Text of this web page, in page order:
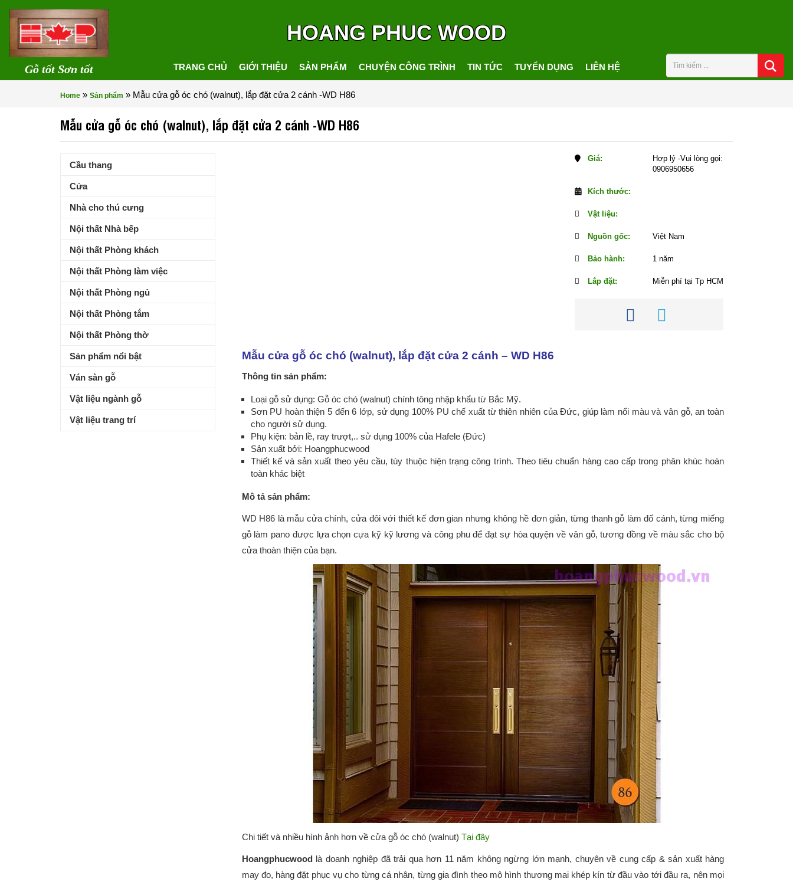
Gỗ tốt Sơn tốt
HOANG PHUC WOOD
TRANG CHỦ GIỚI THIỆU SẢN PHẨM CHUYỆN CÔNG TRÌNH TIN TỨC TUYỂN DỤNG LIÊN HỆ
Home » Sản phẩm » Mẫu cửa gỗ óc chó (walnut), lắp đặt cửa 2 cánh -WD H86
Mẫu cửa gỗ óc chó (walnut), lắp đặt cửa 2 cánh -WD H86
Giá:
Hợp lý -Vui lòng gọi:
0906950656
Kích thước:
Vật liệu:
Nguồn gốc: Việt Nam
Bảo hành: 1 năm
Lắp đặt: Miễn phí tại Tp HCM
Mẫu cửa gỗ óc chó (walnut), lắp đặt cửa 2 cánh – WD H86
Thông tin sản phẩm:
Loại gỗ sử dụng: Gỗ óc chó (walnut) chính tông nhập khẩu từ Bắc Mỹ.
Sơn PU hoàn thiện 5 đến 6 lớp, sử dụng 100% PU chế xuất từ thiên nhiên của Đức, giúp làm nổi màu và vân gỗ, an toàn
cho người sử dụng.
Phụ kiện: bản lề, ray trượt,.. sử dụng 100% của Hafele (Đức)
Sản xuất bởi: Hoangphucwood
Thiết kế và sản xuất theo yêu cầu, tùy thuộc hiện trạng công trình. Theo tiêu chuẩn hàng cao cấp trong phân khúc hoàn
toàn khác biệt
Mô tả sản phẩm:
WD H86 là mẫu cửa chính, cửa đôi với thiết kế đơn gian nhưng không hề đơn giản, từng thanh gỗ làm đố cánh, từng miếng
gỗ làm pano được lựa chọn cựa kỹ kỹ lương và công phu để đạt sự hòa quyện về vân gỗ, tương đồng về màu sắc cho bộ
cửa thoàn thiện của bạn.
Chi tiết và nhiều hình ảnh hơn về cửa gỗ óc chó (walnut) Tại đây
Hoangphucwoodlà doanh nghiệp đã trải qua hơn 11 năm không ngừng lớn mạnh, chuyên về cung cấp & sản xuất hàng
may đo, hàng đặt phục vụ cho từng cá nhân, từng gia đình theo mô hình thương mai khép kín từ đầu vào tới đầu ra, nên mọi
Cầu thang
Cửa
Nhà cho thú cưng
Nội thất Nhà bếp
Nội thất Phòng khách
Nội thất Phòng làm việc
Nội thất Phòng ngủ
Nội thất Phòng tắm
Nội thất Phòng thờ
Sản phẩm nổi bật
Ván sàn gỗ
Vật liệu ngành gỗ
Vật liệu trang trí